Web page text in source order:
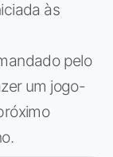
às
pelo
um jogo-